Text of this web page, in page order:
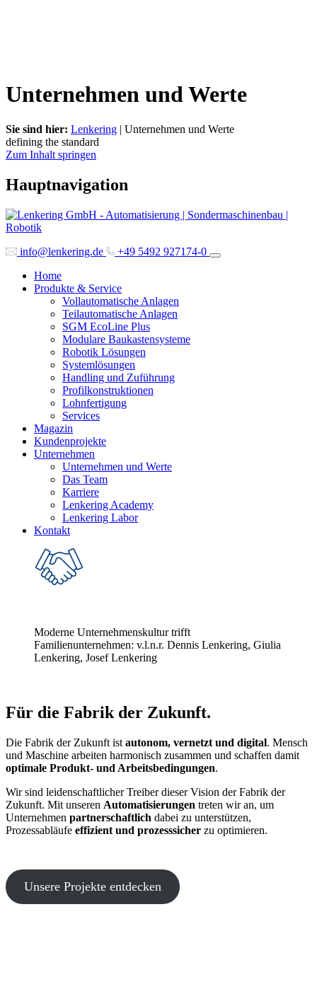
Unternehmen und Werte
Sie sind hier: Lenkering | Unternehmen und Werte
defining the standard
Zum Inhalt springen
Hauptnavigation
info@lenkering.de
+49 5492 927174-0
Home
Produkte & Service
Vollautomatische Anlagen
Teilautomatische Anlagen
SGM EcoLine Plus
Modulare Baukastensysteme
Robotik Lösungen
Systemlösungen
Handling und Zuführung
Profilkonstruktionen
Lohnfertigung
Services
Magazin
Kundenprojekte
Unternehmen
Unternehmen und Werte
Das Team
Karriere
Lenkering Academy
Lenkering Labor
Kontakt
Moderne Unternehmenskultur trifft
Familienunternehmen: v.l.n.r. Dennis Lenkering, Giulia
Lenkering, Josef Lenkering
Für die Fabrik der Zukunft.
Die Fabrik der Zukunft ist autonom, vernetzt und digital. Mensch
und Maschine arbeiten harmonisch zusammen und schaffen damit
optimale Produkt- und Arbeitsbedingungen.
Wir sind leidenschaftlicher Treiber dieser Vision der Fabrik der
Zukunft. Mit unseren Automatisierungen treten wir an, um
Unternehmen partnerschaftlich dabei zu unterstützen,
Prozessabläufe effizient und prozesssicher zu optimieren.
Unsere Projekte entdecken